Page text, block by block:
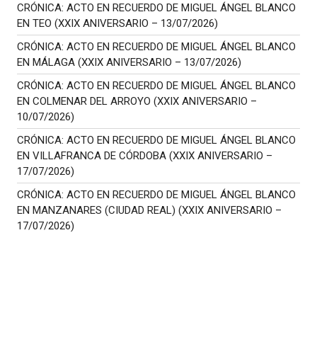
CRÓNICA: ACTO EN RECUERDO DE MIGUEL ÁNGEL BLANCO
EN TEO (XXIX ANIVERSARIO – 13/07/2026)
CRÓNICA: ACTO EN RECUERDO DE MIGUEL ÁNGEL BLANCO
EN MÁLAGA (XXIX ANIVERSARIO – 13/07/2026)
CRÓNICA: ACTO EN RECUERDO DE MIGUEL ÁNGEL BLANCO
EN COLMENAR DEL ARROYO (XXIX ANIVERSARIO –
10/07/2026)
CRÓNICA: ACTO EN RECUERDO DE MIGUEL ÁNGEL BLANCO
EN VILLAFRANCA DE CÓRDOBA (XXIX ANIVERSARIO –
17/07/2026)
CRÓNICA: ACTO EN RECUERDO DE MIGUEL ÁNGEL BLANCO
EN MANZANARES (CIUDAD REAL) (XXIX ANIVERSARIO –
17/07/2026)